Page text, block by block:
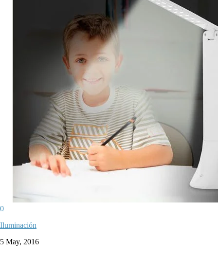
0
Iluminación
5 May, 2016